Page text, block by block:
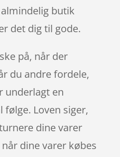
butik
det dig til gode.
på, når der
du andre fordele,
underlagt en
følge. Loven siger,
dine varer
dine varer købes